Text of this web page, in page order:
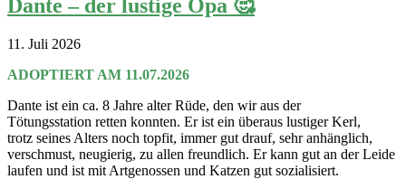
Dante – der lustige Opa 🥰
11. Juli 2026
ADOPTIERT AM 11.07.2026
Dante ist ein ca. 8 Jahre alter Rüde, den wir aus der
Tötungsstation retten konnten. Er ist ein überaus lustiger Kerl,
trotz seines Alters noch topfit, immer gut drauf, sehr anhänglich,
verschmust, neugierig, zu allen freundlich. Er kann gut an der Leide
laufen und ist mit Artgenossen und Katzen gut sozialisiert.